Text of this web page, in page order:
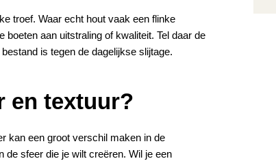
troef. Waar echt hout vaak een flinke
aan uitstraling of kwaliteit. Tel daar de
is tegen de dagelijkse slijtage.
en textuur?
kan een groot verschil maken in de
de sfeer die je wilt creëren. Wil je een